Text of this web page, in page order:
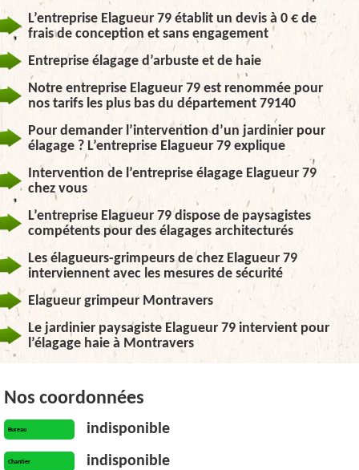
L’entreprise Elagueur 79 établit un devis à 0 € de
frais de conception et sans engagement
Entreprise élagage d’arbuste et de haie
Notre entreprise Elagueur 79 est renommée pour
nos tarifs les plus bas du département 79140
Pour demander l’intervention d’un jardinier pour
élagage ? L’entreprise Elagueur 79 explique
Intervention de l’entreprise élagage Elagueur 79
chez vous
L’entreprise Elagueur 79 dispose de paysagistes
compétents pour des élagages architecturés
Les élagueurs-grimpeurs de chez Elagueur 79
interviennent avec les mesures de sécurité
Elagueur grimpeur Montravers
Le jardinier paysagiste Elagueur 79 intervient pour
l’élagage haie à Montravers
Nos coordonnées
Bureau indisponible
Chantier indisponible